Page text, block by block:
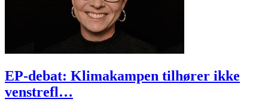
EP-debat: Klimakampen tilhører ikke
venstrefl…